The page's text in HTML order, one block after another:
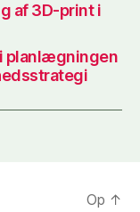
af 3D-print i
planlægningen
Op ↑